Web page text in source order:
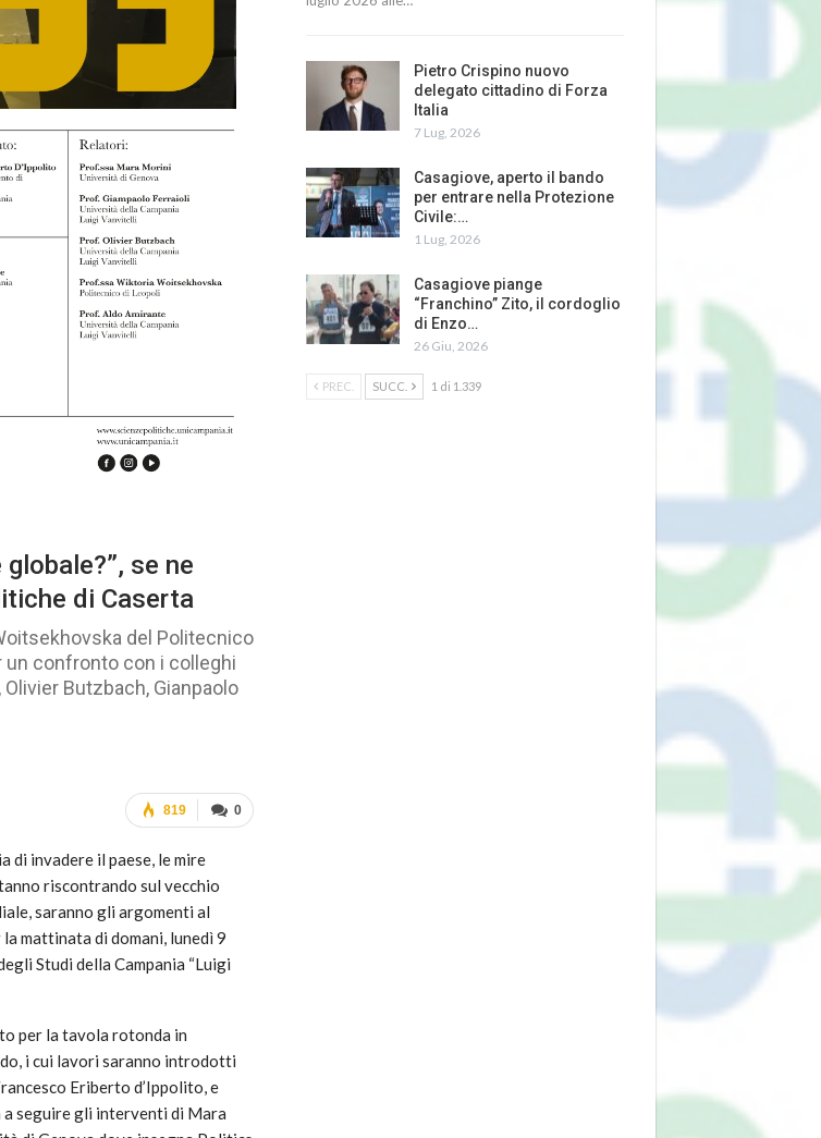
se ne
di Caserta
del Politecnico
un confronto con i colleghi
Butzbach, Gianpaolo
0
819
di invadere il paese, le mire
riscontrando sul vecchio
saranno gli argomenti al
mattinata di domani, lunedì 9
Studi della Campania “Luigi
per la tavola rotonda in
i cui lavori saranno introdotti
Eriberto d’Ippolito, e
seguire gli interventi di Mara
Pietro Crispino nuovo
delegato cittadino di Forza
Italia
7 Lug, 2026
Casagiove, aperto il bando
per entrare nella Protezione
Civile:…
1 Lug, 2026
Casagiove piange
“Franchino” Zito, il cordoglio
di Enzo…
26 Giu, 2026
PREC. SUCC. 1 di 1.339